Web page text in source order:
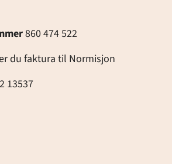
860 474 522
du faktura til Normisjon
13537